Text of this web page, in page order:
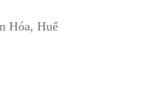
Hóa, Huế